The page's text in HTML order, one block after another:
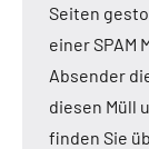
Seiten
einer SPAM
Absender
diesen Müll
finden Sie